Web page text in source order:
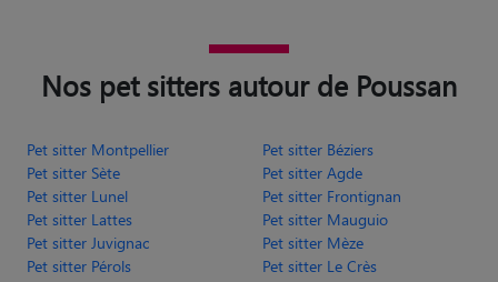
Nos pet sitters autour de Poussan
Pet sitter Montpellier
Pet sitter Béziers
Pet sitter Sète
Pet sitter Agde
Pet sitter Lunel
Pet sitter Frontignan
Pet sitter Lattes
Pet sitter Mauguio
Pet sitter Juvignac
Pet sitter Mèze
Pet sitter Pérols
Pet sitter Le Crès